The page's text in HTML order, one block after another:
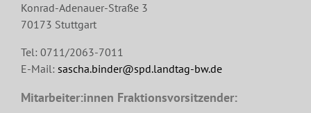
Konrad-Adenauer-Straße 3
70173 Stuttgart
Tel: 0711/2063-7011
E-Mail: sascha.binder@spd.landtag-bw.de
Mitarbeiter:innen Fraktionsvorsitzender: